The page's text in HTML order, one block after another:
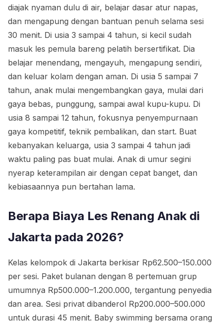
diajak nyaman dulu di air, belajar dasar atur napas,
dan mengapung dengan bantuan penuh selama sesi
30 menit. Di usia 3 sampai 4 tahun, si kecil sudah
masuk les pemula bareng pelatih bersertifikat. Dia
belajar menendang, mengayuh, mengapung sendiri,
dan keluar kolam dengan aman. Di usia 5 sampai 7
tahun, anak mulai mengembangkan gaya, mulai dari
gaya bebas, punggung, sampai awal kupu-kupu. Di
usia 8 sampai 12 tahun, fokusnya penyempurnaan
gaya kompetitif, teknik pembalikan, dan start. Buat
kebanyakan keluarga, usia 3 sampai 4 tahun jadi
waktu paling pas buat mulai. Anak di umur segini
nyerap keterampilan air dengan cepat banget, dan
kebiasaannya pun bertahan lama.
Berapa Biaya Les Renang Anak di
Jakarta pada 2026?
Kelas kelompok di Jakarta berkisar Rp62.500–150.000
per sesi. Paket bulanan dengan 8 pertemuan grup
umumnya Rp500.000–1.200.000, tergantung penyedia
dan area. Sesi privat dibanderol Rp200.000–500.000
untuk durasi 45 menit. Baby swimming bersama orang